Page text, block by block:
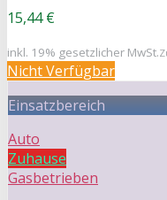
15,44 €
inkl. 19% gesetzlicher MwSt.
Nicht Verfügbar
Einsatzbereich
Auto
Zuhause
Gasbetrieben